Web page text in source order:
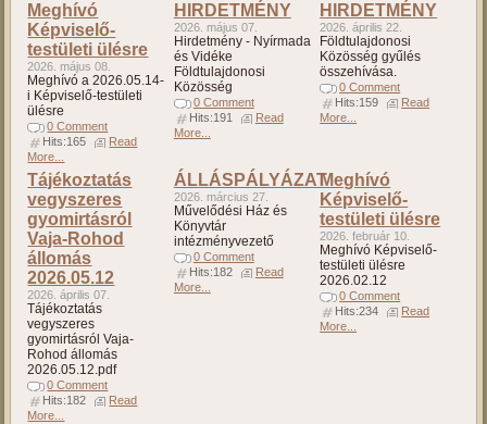
Meghívó
Képviselő-
testületi ülésre
2026. május 08.
Meghívó a 2026.05.14-
i Képviselő-testületi
ülésre
0 Comment
Hits:165
Read
More...
HIRDETMÉNY
2026. május 07.
Hirdetmény - Nyírmada
és Vidéke
Földtulajdonosi
Közösség
0 Comment
Hits:191
Read
More...
HIRDETMÉNY
2026. április 22.
Földtulajdonosi
Közösség gyűlés
összehívása.
0 Comment
Hits:159
Read
More...
Tájékoztatás
vegyszeres
gyomirtásról
Vaja-Rohod
állomás
2026.05.12
2026. április 07.
Tájékoztatás
vegyszeres
gyomirtásról Vaja-
Rohod állomás
2026.05.12.pdf
0 Comment
Hits:182
Read
More...
ÁLLÁSPÁLYÁZAT
2026. március 27.
Művelődési Ház és
Könyvtár
intézményvezető
0 Comment
Hits:182
Read
More...
Meghívó
Képviselő-
testületi ülésre
2026. február 10.
Meghívó Képviselő-
testületi ülésre
2026.02.12
0 Comment
Hits:234
Read
More...